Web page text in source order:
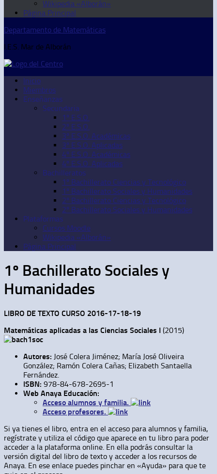
Wikipedia «Alborán»
Página Principal
Departamento de Matemáticas
I.E.S. Mar de Alborán
Inicio
Miembros
Enseñanzas
Secundaria
1º E.S.O.
2º E.S.O.
3º E.S.O. Académicas
3º E.S.O. Aplicadas
4º E.S.O. Académicas
4º E.S.O. Aplicadas
Bachilleratos
1º Bachillerato Ciencias y Tecnológico
1º Bachillerato Sociales y Humanidades
2º Bachillerato Ciencias y Tecnológico
2º Bachillerato Sociales y Humanidades
Plataformas
Cursos Moodle
Wikipedia «Alborán»
Página Principal
1º Bachillerato Sociales y
Humanidades
LIBRO DE TEXTO CURSO 2016-17-18-19
Matemáticas aplicadas a las Ciencias Sociales I (2015)
Autores: José Colera Jiménez; María José Oliveira
González; Ramón Colera Cañas; Elizabeth Santaella
Fernández.
ISBN: 978-84-678-2695-1
Web Anaya Educación:
Acceso alumnos y familia.
Acceso profesores.
Si ya tienes el libro, entra en el acceso para alumnos y familia,
regístrate y utiliza el código que aparece en tu libro para poder
acceder a la plataforma online. En ella podrás consultar la
versión digital del libro de texto y acceder a los recursos de
Anaya. En ese enlace puedes pinchar en «Ayuda» para que te